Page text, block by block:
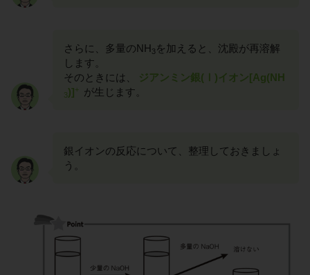
さらに、多量のNH3を加えると、沈殿が再溶解
します。
そのときには、
ジアンミン銀(Ⅰ)イオン[Ag(NH
3)]+ が生じます。
銀イオンの反応について、整理しておきましょ
う。